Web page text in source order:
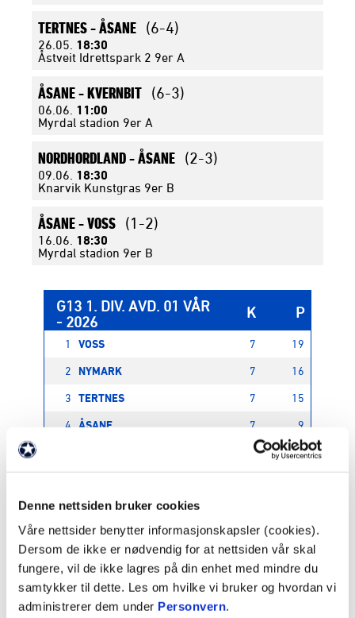
Denne nettsiden bruker cookies
Våre nettsider benytter informasjonskapsler (cookies).
Dersom de ikke er nødvendig for at nettsiden vår skal
fungere, vil de ikke lagres på din enhet med mindre du
samtykker til dette. Les om hvilke vi bruker og hvordan vi
administrerer dem under Personvern.
TERTNES -ÅSANE (6-4)
26.05.
18:30
Åstveit Idrettspark 2 9er A
ÅSANE -KVERNBIT (6-3)
06.06.
11:00
Myrdal stadion 9er A
NORDHORDLAND -ÅSANE (2-3)
09.06.
18:30
Knarvik Kunstgras 9er B
ÅSANE -VOSS (1-2)
16.06.
18:30
Myrdal stadion 9er B
G13 1. DIV. AVD. 01 VÅR
- 2026
K P
1 VOSS 7
19
2
NYMARK 7
16
3 TERTNES 7
15
4 ÅSANE 7
9
7
9
7 BERGEN NORD
8 KVERNBIT 7
3
G13 1. DIV. AVD. 02 HØST - 2026 RUNDE